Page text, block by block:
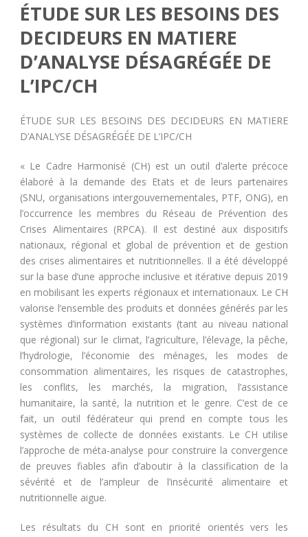
ÉTUDE SUR LES BESOINS DES
DECIDEURS EN MATIERE
D’ANALYSE DÉSAGRÉGÉE DE
L’IPC/CH
ÉTUDE SUR LES BESOINS DES DECIDEURS EN MATIERE
D’ANALYSE DÉSAGRÉGÉE DE L’IPC/CH
« Le Cadre Harmonisé (CH) est un outil d’alerte précoce
élaboré à la demande des Etats et de leurs partenaires
(SNU, organisations intergouvernementales, PTF, ONG), en
l’occurrence les membres du Réseau de Prévention des
Crises Alimentaires (RPCA). Il est destiné aux dispositifs
nationaux, régional et global de prévention et de gestion
des crises alimentaires et nutritionnelles. Il a été développé
sur la base d’une approche inclusive et itérative depuis 2019
en mobilisant les experts régionaux et internationaux. Le CH
valorise l’ensemble des produits et données générés par les
systèmes d’information existants (tant au niveau national
que régional) sur le climat, l’agriculture, l’élevage, la pêche,
l’hydrologie, l’économie des ménages, les modes de
consommation alimentaires, les risques de catastrophes,
les conflits, les marchés, la migration, l’assistance
humanitaire, la santé, la nutrition et le genre. C’est de ce
fait, un outil fédérateur qui prend en compte tous les
systèmes de collecte de données existants. Le CH utilise
l’approche de méta-analyse pour construire la convergence
de preuves fiables afin d’aboutir à la classification de la
sévérité et de l’ampleur de l’insécurité alimentaire et
nutritionnelle aigue.
Les résultats du CH sont en priorité orientés vers les